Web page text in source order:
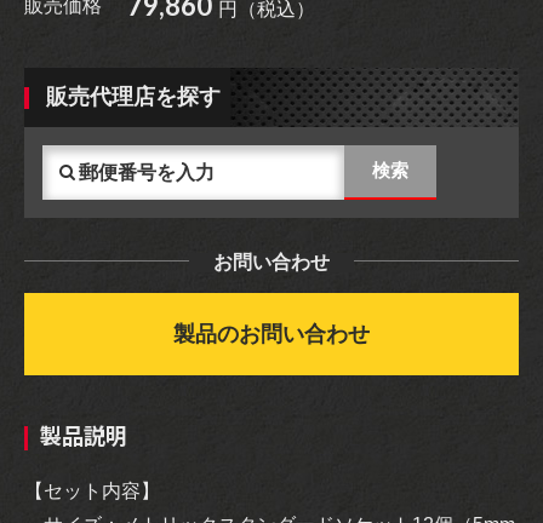
販売価格 円（税込）
販売代理店を探す
お問い合わせ
製品のお問い合わせ
製品説明
【セット内容】